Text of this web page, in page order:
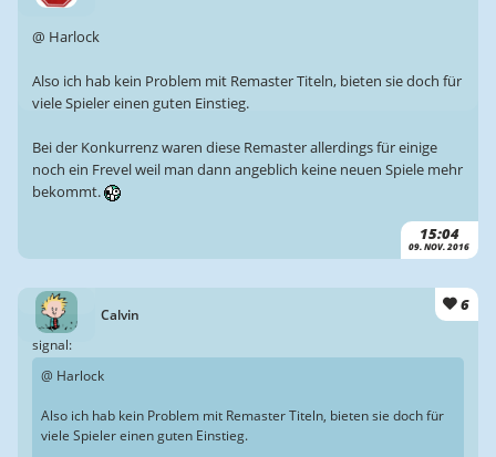
15:04
09. NOV. 2016
@ Harlock
Also ich hab kein Problem mit Remaster Titeln, bieten sie doch für
viele Spieler einen guten Einstieg.
Bei der Konkurrenz waren diese Remaster allerdings für einige
noch ein Frevel weil man dann angeblich keine neuen Spiele mehr
bekommt.
Calvin
6
signal:
@ Harlock
Also ich hab kein Problem mit Remaster Titeln, bieten sie doch für
viele Spieler einen guten Einstieg.